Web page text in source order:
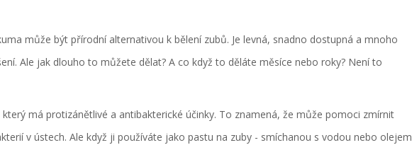
může být přírodní alternativou k bělení zubů. Je levná, snadno dostupná a mnoho
Ale jak dlouho to můžete dělat? A co když to děláte měsíce nebo roky? Není to
má protizánětlivé a antibakterické účinky. To znamená, že může pomoci zmírnit
v ústech. Ale když ji používáte jako pastu na zuby - smíchanou s vodou nebo olejem